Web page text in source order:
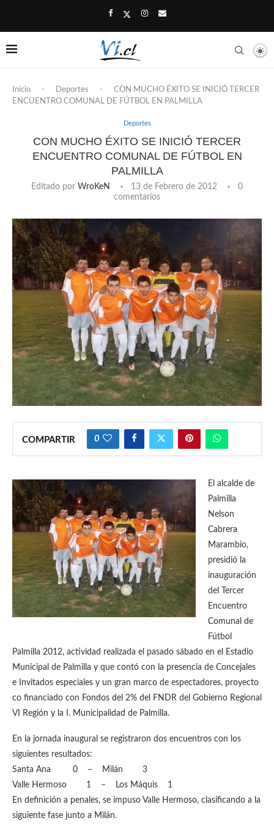
Inicio - Deportes -
CON MUCHO ÉXITO SE INICIÓ TERCER
ENCUENTRO COMUNAL DE FÚTBOL EN PALMILLA
Deportes
CON MUCHO ÉXITO SE INICIÓ TERCER
ENCUENTRO COMUNAL DE FÚTBOL EN
PALMILLA
Editado por WroKeN 13 de Febrero de 2012
0
comentarios
COMPARTIR 0
El alcalde de
Palmilla
Nelson
Cabrera
Marambio,
presidió la
inauguración
del Tercer
Encuentro
Comunal de
Fútbol
Palmilla 2012, actividad realizada el pasado sábado en el Estadio
Municipal de Palmilla y que contó con la presencia de Concejales
e Invitados especiales y un gran marco de espectadores, proyecto
co financiado con Fondos del 2% del FNDR del Gobierno Regional
VI Región y la I. Municipalidad de Palmilla.
En la jornada inaugural se registraron dos encuentros con los
siguientes resultados:
Santa Ana 0 – Milán 3
Valle Hermoso 1 – Los Máquis 1
En definición a penales, se impuso Valle Hermoso, clasificando a la
siguiente fase junto a Milán.